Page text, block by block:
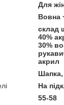
Для
Вовна
склад
40%
30%
акрил
Шапка,
На
55-58